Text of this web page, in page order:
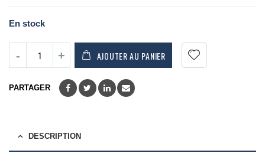
En stock
AJOUTER AU PANIER
PARTAGER
DESCRIPTION